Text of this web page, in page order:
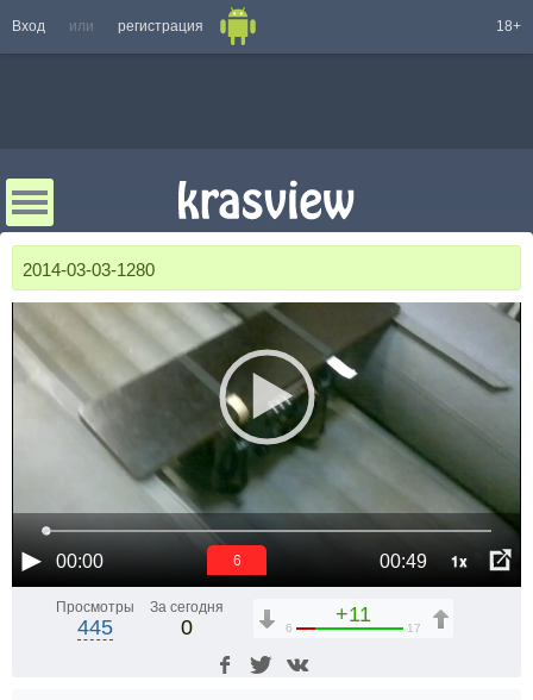
Вход или регистрация 18+
2014-03-03-1280
00:00 00:49 1x
6
Просмотры
445
За сегодня
0
+11
6 17